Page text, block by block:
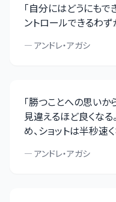
「自分にはどうにもで
ントロールできるわ
— アンドレ・アガシ
「勝つことへの思いか
見違えるほど良くなる
め、ショットは半秒速く
— アンドレ・アガシ